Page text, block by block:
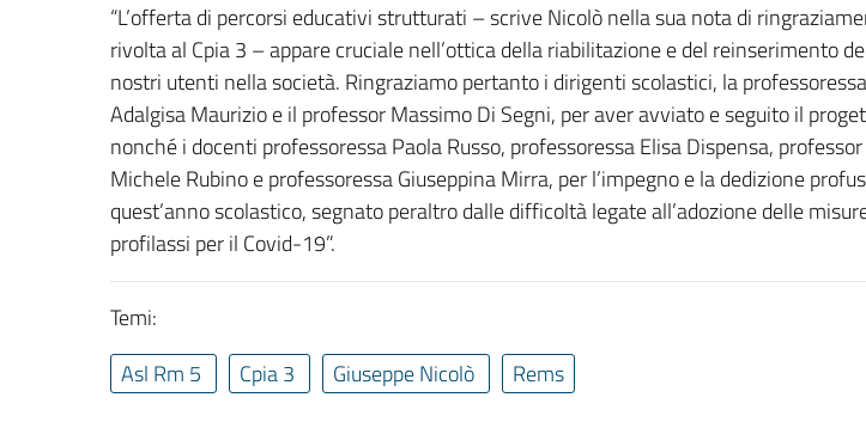
“L’offerta di percorsi educativi strutturati – scrive Nicolò nella sua nota di
rivolta al Cpia 3 – appare cruciale nell’ottica della riabilitazione e del reinserimento
nostri utenti nella società. Ringraziamo pertanto i dirigenti scolastici, la professoressa
Adalgisa Maurizio e il professor Massimo Di Segni, per aver avviato e seguito il
nonché i docenti professoressa Paola Russo, professoressa Elisa Dispensa, professor
Michele Rubino e professoressa Giuseppina Mirra, per l’impegno e la dedizione
quest’anno scolastico, segnato peraltro dalle difficoltà legate all’adozione delle
profilassi per il Covid-19”.
Temi:
Asl Rm 5
Cpia 3 Giuseppe Nicolò Rems